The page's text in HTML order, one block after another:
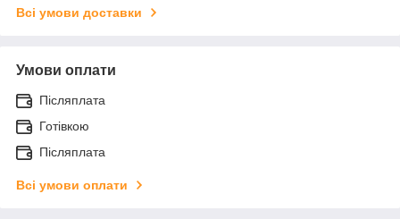
Всі умови доставки
Умови оплати
Післяплата
Готівкою
Післяплата
Всі умови оплати